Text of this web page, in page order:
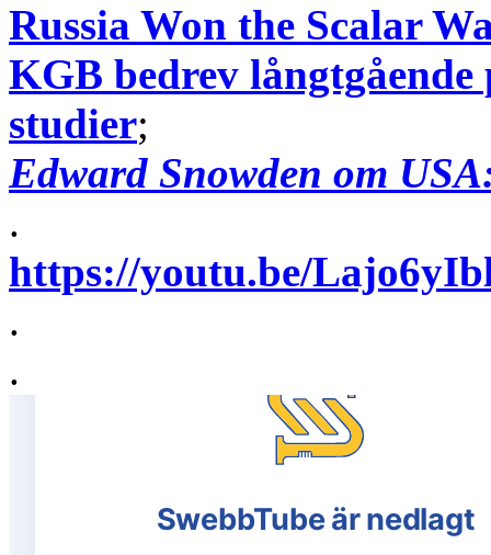
Russia Won the Scalar
KGB bedrev
studier;
Edward Snowden om
.
https://youtu.be/
.
.